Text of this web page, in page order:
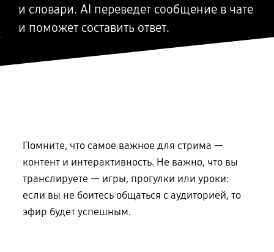
и словари. AI переведет сообщение в чате
и поможет составить ответ.
Помните, что самое важное для стрима —
контент и интерактивность. Не важно, что вы
транслируете — игры, прогулки или уроки:
если вы не боитесь общаться с аудиторией, то
эфир будет успешным.